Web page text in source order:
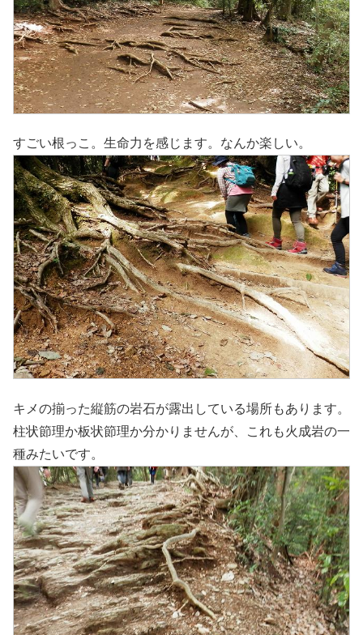
すごい根っこ。生命力を感じます。なんか楽しい。
キメの揃った縦筋の岩石が露出している場所もあります。
柱状節理か板状節理か分かりませんが、これも火成岩の一
種みたいです。